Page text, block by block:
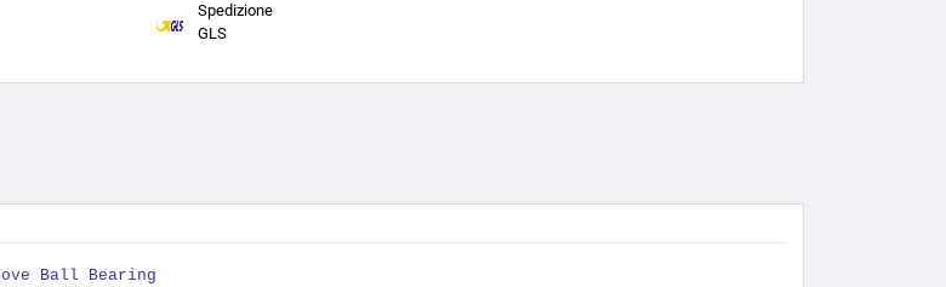
Spedizione
GLS
Ball Bearing